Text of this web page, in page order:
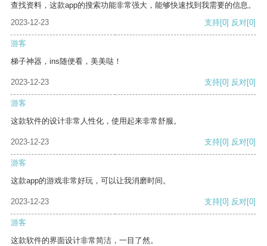
查找资料，这款app的搜索功能非常强大，能够快速找到我需要的信息。
2023-12-23
支持[0] 反对[0]
游客
梯子神器，ins随便看，美美哒！
2023-12-23 支持[0] 反对[0]
游客
这款软件的设计非常人性化，使用起来非常舒服。
2023-12-23 支持[0] 反对[0]
游客
这款app的游戏非常好玩，可以让我消磨时间。
2023-12-23 支持[0] 反对[0]
游客
这款软件的界面设计非常简洁，一目了然。